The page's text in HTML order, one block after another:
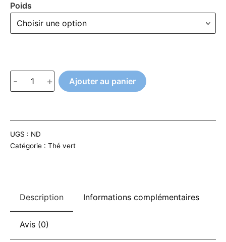
Poids
quantité
de
Gunpowder
Grade
1
- +
Ajouter au panier
e
UGS : ND
Catégorie : Thé vert
Description Informations complémentaires
Avis (0)